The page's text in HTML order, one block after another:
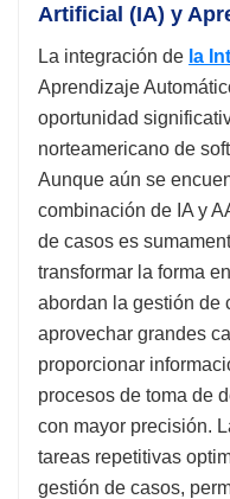
Artificial (IA) y
La integración de la
Aprendizaje
oportunidad
norteamericano de
Aunque aún se
combinación de IA y
de casos es
transformar la forma
abordan la gestión de
aprovechar grandes
proporcionar
procesos de toma de
con mayor precisión.
tareas repetitivas
gestión de casos,